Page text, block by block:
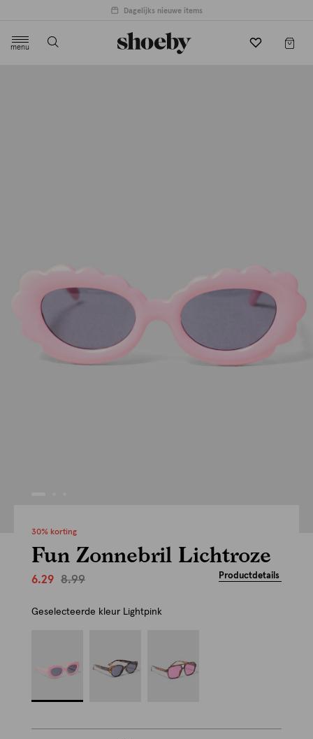
Dagelijks nieuwe items
menu
30% korting
Fun Zonnebril Lichtroze
6.29 8.99 Productdetails
Geselecteerde kleur Lightpink